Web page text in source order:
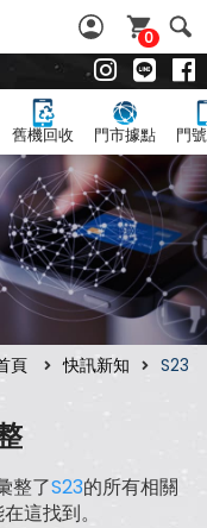
0
舊機回收 門市據點 門
頁 快訊新知 S23
整了S23的所有相關
這找到。